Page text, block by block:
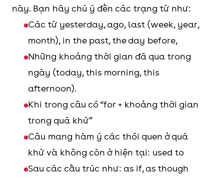
này. Bạn hãy chú ý đến các trạng từ như:
Các từ yesterday, ago, last (week, year,
month), in the past, the day before,
Những khoảng thời gian đã qua trong
ngày (today, this morning, this
afternoon).
Khi trong câu có “for + khoảng thời gian
trong quá khứ”
Câu mang hàm ý các thói quen ở quá
khứ và không còn ở hiện tại: used to
Sau các cấu trúc như: as if, as though